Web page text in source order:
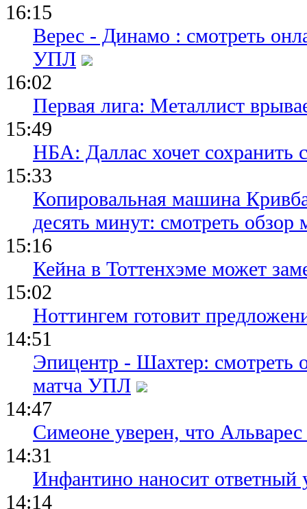
16:15
Верес - Динамо : смотреть
УПЛ
16:02
Первая лига: Металлист
15:49
НБА: Даллас хочет сохранить
15:33
Копировальная машина
десять минут: смотреть обзор
15:16
Кейна в Тоттенхэме может
15:02
Ноттингем готовит
14:51
Эпицентр - Шахтер: смотреть
матча УПЛ
14:47
Симеоне уверен, что Альварес
14:31
Инфантино наносит ответный
14:14